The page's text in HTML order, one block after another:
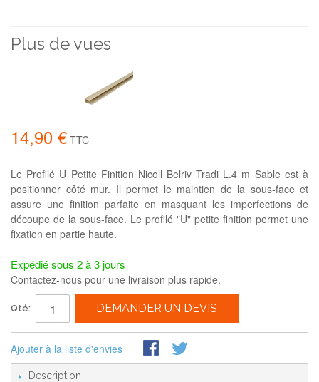
Plus de vues
14,90 € TTC
Le Profilé U Petite Finition Nicoll Belriv Tradi L.4 m Sable est à
positionner côté mur. Il permet le maintien de la sous-face et
assure une finition parfaite en masquant les imperfections de
découpe de la sous-face. Le profilé "U" petite finition permet une
fixation en partie haute.
Expédié sous 2 à 3 jours
Contactez-nous pour une livraison plus rapide.
Qté: DEMANDER UN DEVIS
Ajouter à la liste d'envies
Description